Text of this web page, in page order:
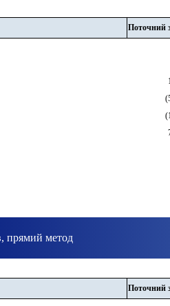
Поточний
(
(
прямий метод
Поточний